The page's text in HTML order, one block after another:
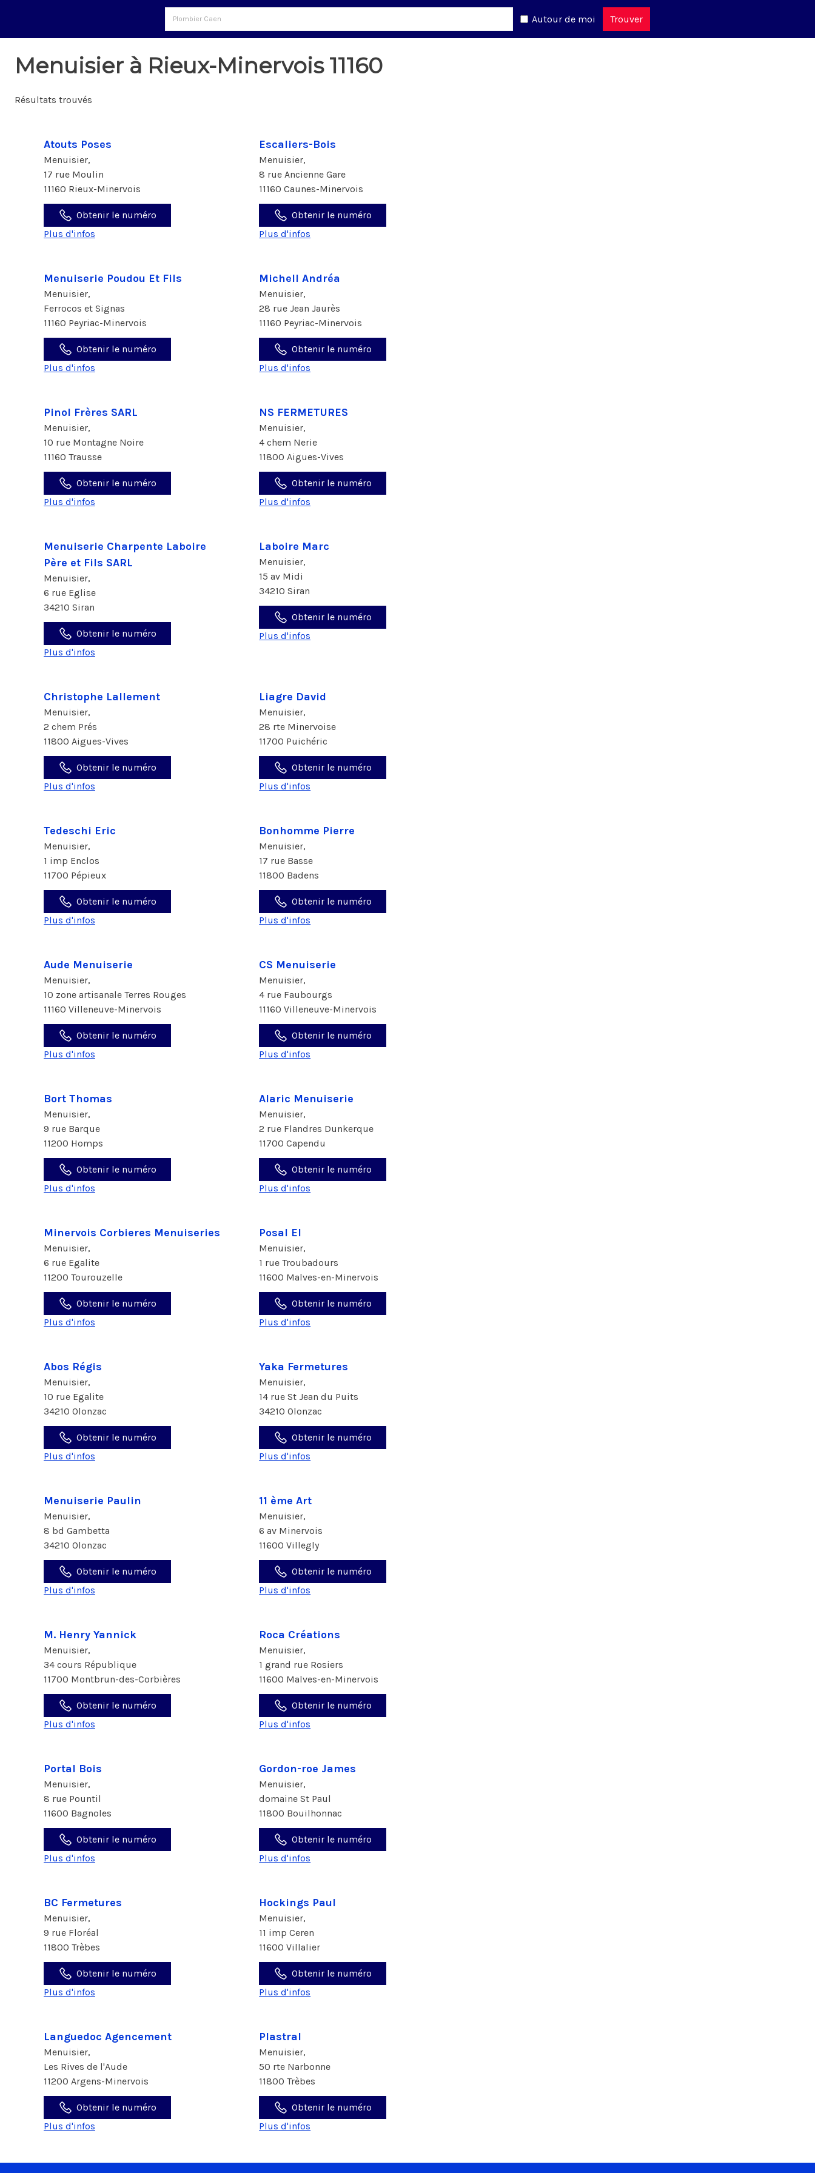
Autour de moi Trouver
Menuisier à Rieux-Minervois 11160
Résultats trouvés
Atouts Poses
Menuisier,
17 rue Moulin
11160 Rieux-Minervois
Obtenir le numéro
Plus d'infos
Escaliers-Bois
Menuisier,
8 rue Ancienne Gare
11160 Caunes-Minervois
Obtenir le numéro
Plus d'infos
Menuiserie Poudou Et Fils
Menuisier,
Ferrocos et Signas
11160 Peyriac-Minervois
Obtenir le numéro
Plus d'infos
Michell Andréa
Menuisier,
28 rue Jean Jaurès
11160 Peyriac-Minervois
Obtenir le numéro
Plus d'infos
Pinol Frères SARL
Menuisier,
10 rue Montagne Noire
11160 Trausse
Obtenir le numéro
Plus d'infos
NS FERMETURES
Menuisier,
4 chem Nerie
11800 Aigues-Vives
Obtenir le numéro
Plus d'infos
Menuiserie Charpente Laboire
Père et Fils SARL
Menuisier,
6 rue Eglise
34210 Siran
Obtenir le numéro
Plus d'infos
Laboire Marc
Menuisier,
15 av Midi
34210 Siran
Obtenir le numéro
Plus d'infos
Christophe Lallement
Menuisier,
2 chem Prés
11800 Aigues-Vives
Obtenir le numéro
Plus d'infos
Liagre David
Menuisier,
28 rte Minervoise
11700 Puichéric
Obtenir le numéro
Plus d'infos
Tedeschi Eric
Menuisier,
1 imp Enclos
11700 Pépieux
Obtenir le numéro
Plus d'infos
Bonhomme Pierre
Menuisier,
17 rue Basse
11800 Badens
Obtenir le numéro
Plus d'infos
Aude Menuiserie
Menuisier,
10 zone artisanale Terres Rouges
11160 Villeneuve-Minervois
Obtenir le numéro
Plus d'infos
CS Menuiserie
Menuisier,
4 rue Faubourgs
11160 Villeneuve-Minervois
Obtenir le numéro
Plus d'infos
Bort Thomas
Menuisier,
9 rue Barque
11200 Homps
Obtenir le numéro
Plus d'infos
Alaric Menuiserie
Menuisier,
2 rue Flandres Dunkerque
11700 Capendu
Obtenir le numéro
Plus d'infos
Minervois Corbieres Menuiseries
Menuisier,
6 rue Egalite
11200 Tourouzelle
Obtenir le numéro
Plus d'infos
Posal EI
Menuisier,
1 rue Troubadours
11600 Malves-en-Minervois
Obtenir le numéro
Plus d'infos
Abos Régis
Menuisier,
10 rue Egalite
34210 Olonzac
Obtenir le numéro
Plus d'infos
Yaka Fermetures
Menuisier,
14 rue St Jean du Puits
34210 Olonzac
Obtenir le numéro
Plus d'infos
Menuiserie Paulin
Menuisier,
8 bd Gambetta
34210 Olonzac
Obtenir le numéro
Plus d'infos
11 ème Art
Menuisier,
6 av Minervois
11600 Villegly
Obtenir le numéro
Plus d'infos
M. Henry Yannick
Menuisier,
34 cours République
11700 Montbrun-des-Corbières
Obtenir le numéro
Plus d'infos
Roca Créations
Menuisier,
1 grand rue Rosiers
11600 Malves-en-Minervois
Obtenir le numéro
Plus d'infos
Portal Bois
Menuisier,
8 rue Pountil
11600 Bagnoles
Obtenir le numéro
Plus d'infos
Gordon-roe James
Menuisier,
domaine St Paul
11800 Bouilhonnac
Obtenir le numéro
Plus d'infos
BC Fermetures
Menuisier,
9 rue Floréal
11800 Trèbes
Obtenir le numéro
Plus d'infos
Hockings Paul
Menuisier,
11 imp Ceren
11600 Villalier
Obtenir le numéro
Plus d'infos
Languedoc Agencement
Menuisier,
Les Rives de l'Aude
11200 Argens-Minervois
Obtenir le numéro
Plus d'infos
Plastral
Menuisier,
50 rte Narbonne
11800 Trèbes
Obtenir le numéro
Plus d'infos